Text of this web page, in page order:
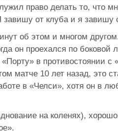
право делать то, что
от клуба и я завишу
об этом и многом
он проехался по
в противостоянии
матче 10 лет назад, это
в «Челси», хотя он в
на коленях),